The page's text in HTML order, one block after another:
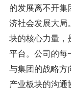
的发展离不开
济社会发展大局
块的核心力量，
平台。公司的每
与集团的战略方
产业板块的沟通